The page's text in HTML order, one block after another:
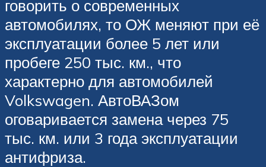
говорить о современных
автомобилях, то ОЖ меняют при её
эксплуатации более 5 лет или
пробеге 250 тыс. км., что
характерно для автомобилей
Volkswagen. АвтоВАЗом
оговаривается замена через 75
тыс. км. или 3 года эксплуатации
антифриза.